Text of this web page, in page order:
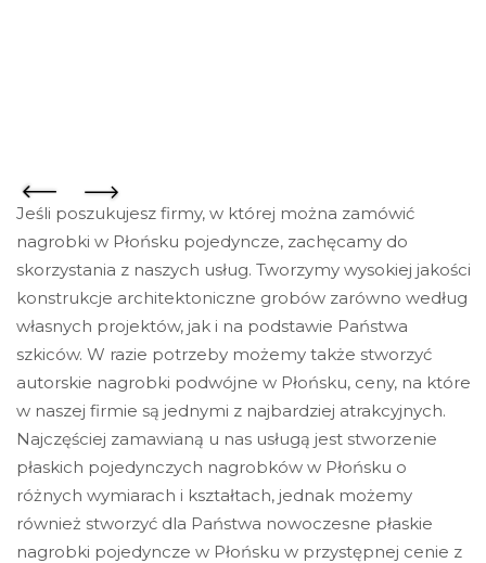
Jeśli poszukujesz firmy, w której można zamówić
nagrobki w Płońsku pojedyncze, zachęcamy do
skorzystania z naszych usług. Tworzymy wysokiej jakości
konstrukcje architektoniczne grobów zarówno według
własnych projektów, jak i na podstawie Państwa
szkiców. W razie potrzeby możemy także stworzyć
autorskie nagrobki podwójne w Płońsku, ceny, na które
w naszej firmie są jednymi z najbardziej atrakcyjnych.
Najczęściej zamawianą u nas usługą jest stworzenie
płaskich pojedynczych nagrobków w Płońsku o
różnych wymiarach i kształtach, jednak możemy
również stworzyć dla Państwa nowoczesne płaskie
nagrobki pojedyncze w Płońsku w przystępnej cenie z